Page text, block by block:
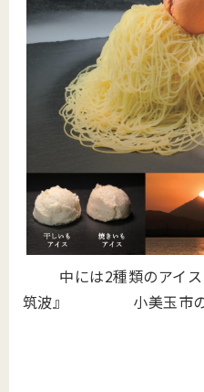
中には2種類のア
筑波』 小美玉市の